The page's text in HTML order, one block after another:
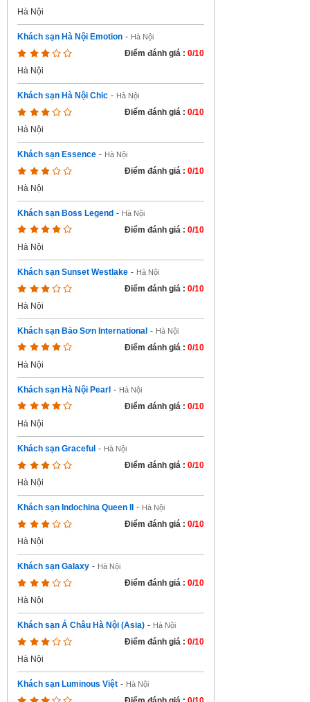
Hà Nội
Khách sạn Hà Nội Emotion - Hà Nội
Điểm đánh giá : 0/10
Hà Nội
Khách sạn Hà Nội Chic - Hà Nội
Điểm đánh giá : 0/10
Hà Nội
Khách sạn Essence - Hà Nội
Điểm đánh giá : 0/10
Hà Nội
Khách sạn Boss Legend - Hà Nội
Điểm đánh giá : 0/10
Hà Nội
Khách sạn Sunset Westlake - Hà Nội
Điểm đánh giá : 0/10
Hà Nội
Khách sạn Bảo Sơn International - Hà Nội
Điểm đánh giá : 0/10
Hà Nội
Khách sạn Hà Nội Pearl - Hà Nội
Điểm đánh giá : 0/10
Hà Nội
Khách sạn Graceful - Hà Nội
Điểm đánh giá : 0/10
Hà Nội
Khách sạn Indochina Queen II - Hà Nội
Điểm đánh giá : 0/10
Hà Nội
Khách sạn Galaxy - Hà Nội
Điểm đánh giá : 0/10
Hà Nội
Khách sạn Á Châu Hà Nội (Asia) - Hà Nội
Điểm đánh giá : 0/10
Hà Nội
Khách sạn Luminous Việt - Hà Nội